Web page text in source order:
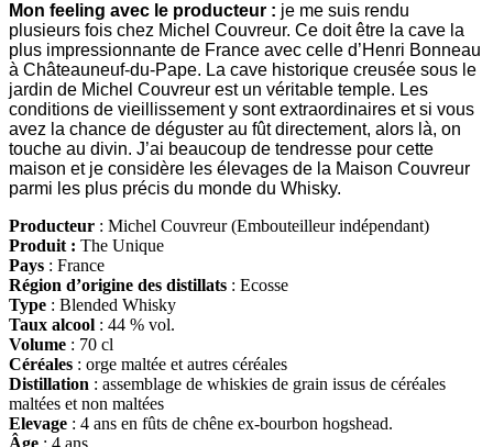
Mon feeling avec le producteur : je me suis rendu
plusieurs fois chez Michel Couvreur. Ce doit être la cave la
plus impressionnante de France avec celle d’Henri Bonneau
à Châteauneuf-du-Pape. La cave historique creusée sous le
jardin de Michel Couvreur est un véritable temple. Les
conditions de vieillissement y sont extraordinaires et si vous
avez la chance de déguster au fût directement, alors là, on
touche au divin. J’ai beaucoup de tendresse pour cette
maison et je considère les élevages de la Maison Couvreur
parmi les plus précis du monde du Whisky.
Producteur : Michel Couvreur (Embouteilleur indépendant)
Produit : The Unique
Pays : France
Région d’origine des distillats : Ecosse
Type : Blended Whisky
Taux alcool : 44 % vol.
Volume : 70 cl
Céréales : orge maltée et autres céréales
Distillation : assemblage de whiskies de grain issus de céréales
maltées et non maltées
Elevage : 4 ans en fûts de chêne ex-bourbon hogshead.